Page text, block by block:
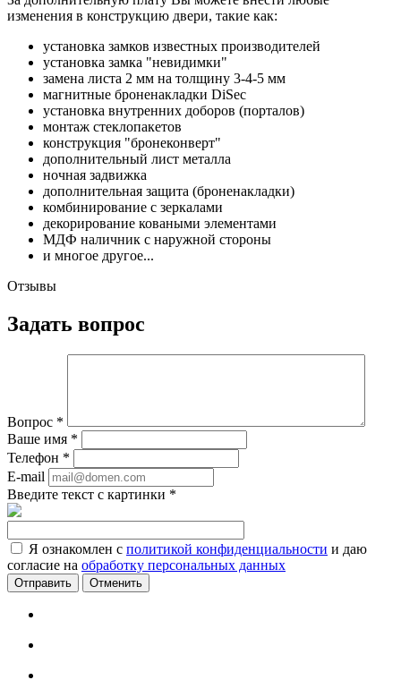
изменения в конструкцию двери, такие как:
установка замков известных производителей
установка замка "невидимки"
замена листа 2 мм на толщину 3-4-5 мм
магнитные броненакладки DiSec
установка внутренних доборов (порталов)
монтаж стеклопакетов
конструкция "бронеконверт"
дополнительный лист металла
ночная задвижка
дополнительная защита (броненакладки)
комбинирование с зеркалами
декорирование коваными элементами
МДФ наличник с наружной стороны
и многое другое...
Отзывы
Задать вопрос
Вопрос *
Ваше имя *
Телефон *
E-mail
Введите текст с картинки *
Я ознакомлен с политикой конфиденциальности и даю
согласие на обработку персональных данных
Отменить